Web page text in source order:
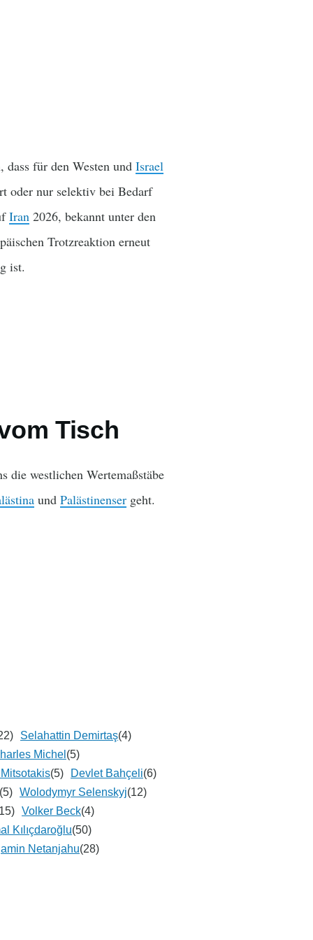
für den Westen und Israel
oder nur selektiv bei Bedarf
Iran 2026, bekannt unter den
Trotzreaktion erneut
ist.
Tisch
die westlichen Wertemaßstäbe
und Palästinenser geht.
Selahattin Demirtaş(4)
Michel (5)
(5) Devlet Bahçeli(6)
(5) Wolodymyr Selenskyj(12)
Volker Beck(4)
Kılıçdaroğlu(50)
Netanjahu(28)